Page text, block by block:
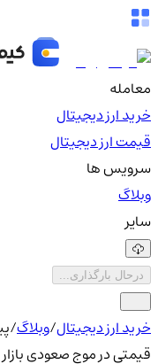
معامله
خرید ارز دیجیتال
قیمت ارز دیجیتال
سرویس ها
وبلاگ
سایر
درحال بارگذاری...
خرید ارز دیجیتال/وبلاگ/
قیمتی در موج صعودی بازار